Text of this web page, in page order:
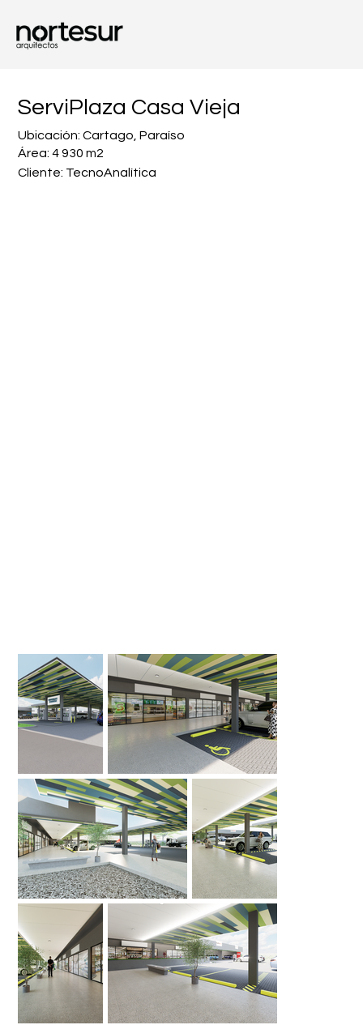
ServiPlaza Casa Vieja
Ubicación: Cartago, Paraíso
Área: 4 930 m2
Cliente: TecnoAnalítica